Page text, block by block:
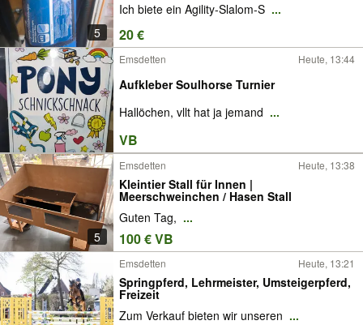
5
Ich biete ein Agility-Slalom-S ...
20 €
Emsdetten Heute, 13:44
Aufkleber Soulhorse Turnier
Hallöchen, vllt hat ja jemand ...
VB
5
Emsdetten Heute, 13:38
Kleintier Stall für Innen |
Meerschweinchen / Hasen Stall
Guten Tag, ...
100 € VB
Emsdetten Heute, 13:21
Springpferd, Lehrmeister, Umsteigerpferd,
Freizeit
Zum Verkauf bieten wir unseren ...